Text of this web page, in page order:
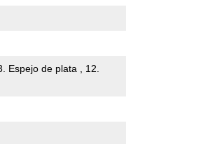
Espejo de plata , 12.